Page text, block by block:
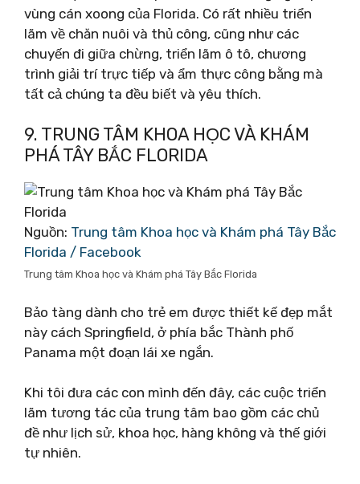
vùng cán xoong của Florida. Có rất nhiều triển
lãm về chăn nuôi và thủ công, cũng như các
chuyến đi giữa chừng, triển lãm ô tô, chương
trình giải trí trực tiếp và ẩm thực công bằng mà
tất cả chúng ta đều biết và yêu thích.
9. TRUNG TÂM KHOA HỌC VÀ KHÁM
PHÁ TÂY BẮC FLORIDA
Nguồn: Trung tâm Khoa học và Khám phá Tây Bắc
Florida / Facebook
Trung tâm Khoa học và Khám phá Tây Bắc Florida
Bảo tàng dành cho trẻ em được thiết kế đẹp mắt
này cách Springfield, ở phía bắc Thành phố
Panama một đoạn lái xe ngắn.
Khi tôi đưa các con mình đến đây, các cuộc triển
lãm tương tác của trung tâm bao gồm các chủ
đề như lịch sử, khoa học, hàng không và thế giới
tự nhiên.